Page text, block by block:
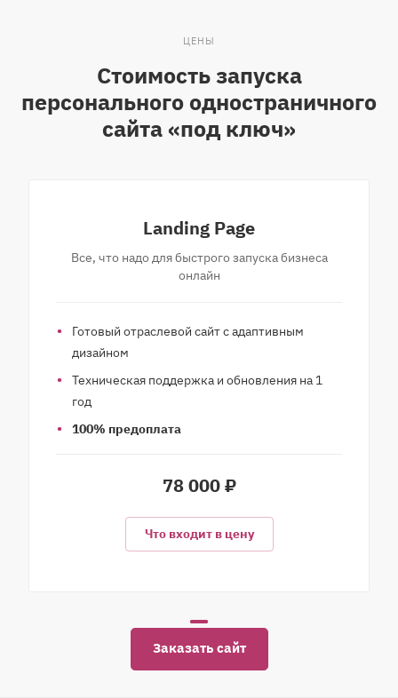
ЦЕНЫ
Стоимость запуска
персонального одностраничного
сайта «под ключ»
Landing Page
Все, что надо для быстрого запуска бизнеса
онлайн
Готовый отраслевой сайт с адаптивным
дизайном
Техническая поддержка и обновления на 1
год
100% предоплата
78 000 ₽
Что входит в цену
Заказать сайт